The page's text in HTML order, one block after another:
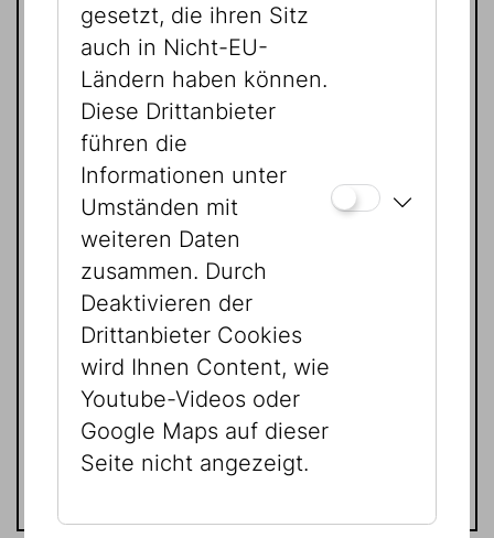
Kontakt
Verein derFREUNDE
Jüdisches Museum Wien
Dorotheergasse 11
1010 Wien
Tel:+43 1 535 04 31 1531
E-Mail:freunde@jmw.at
www.freunde-jmw.at
Gerne senden wir Ihnen
Anmeldeformular und Erlagschein
per Post zu.
gesetzt, die ihren Sitz
auch in Nicht-EU-
Ländern haben können.
Diese Drittanbieter
führen die
Informationen unter
Umständen mit
weiteren Daten
zusammen. Durch
Deaktivieren der
Drittanbieter Cookies
wird Ihnen Content, wie
Youtube-Videos oder
Google Maps auf dieser
Seite nicht angezeigt.